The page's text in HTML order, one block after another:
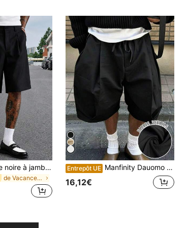
Short jupe plissée noire à jambes larges longueur genou pour hommes, short décontracté coupe ample, convient pour les looks de rue quotidiens d'été et les vacances à la plage
de Vacances Shorts pour hommes
Entrepôt UE Manfinity Dauomo Shorts décontractés pour hommes de couleur unie avec cordon de serrage à la taille et poches latérales, pour l'été
16,12€